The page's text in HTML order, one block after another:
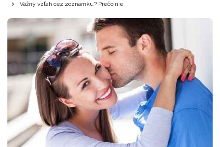
Vážny vzťah cez zoznamku? Prečo nie!